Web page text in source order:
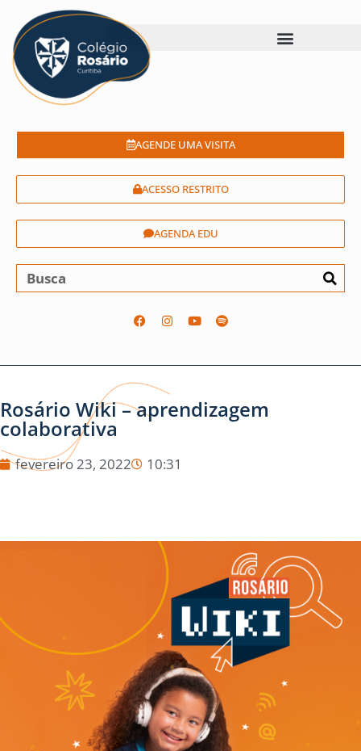
AGENDE UMA VISITA
ACESSO RESTRITO
AGENDA EDU
Rosário Wiki – aprendizagem
colaborativa
fevereiro 23, 2022 10:31